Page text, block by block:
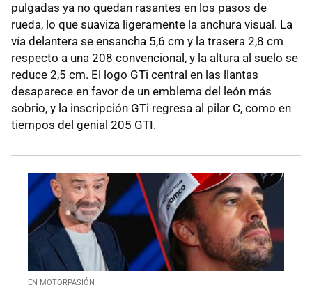
pulgadas ya no quedan rasantes en los pasos de
rueda, lo que suaviza ligeramente la anchura visual. La
vía delantera se ensancha 5,6 cm y la trasera 2,8 cm
respecto a una 208 convencional, y la altura al suelo se
reduce 2,5 cm. El logo GTi central en las llantas
desaparece en favor de un emblema del león más
sobrio, y la inscripción GTi regresa al pilar C, como en
tiempos del genial 205 GTI.
EN MOTORPASIÓN